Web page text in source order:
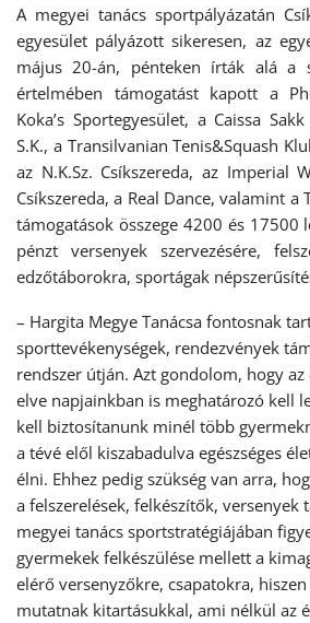
A megyei tanács sportpályázatán
egyesület pályázott sikeresen, az
május 20-án, pénteken írták alá a
értelmében támogatást kapott a
Koka’s Sportegyesület, a Caissa
S.K., a Transilvanian Tenis&Squash
az N.K.Sz. Csíkszereda, az Imperial
Csíkszereda, a Real Dance, valamint a
támogatások összege 4200 és 17500
pénzt versenyek szervezésére,
edzőtáborokra, sportágak
– Hargita Megye Tanácsa fontosnak
sporttevékenységek, rendezvények
rendszer útján. Azt gondolom, hogy
elve napjainkban is meghatározó kell
kell biztosítanunk minél több
a tévé elől kiszabadulva egészséges
élni. Ehhez pedig szükség van arra,
a felszerelések, felkészítők, versenyek
megyei tanács sportstratégiájában
gyermekek felkészülése mellett a
elérő versenyzőkre, csapatokra,
mutatnak kitartásukkal, ami nélkül az